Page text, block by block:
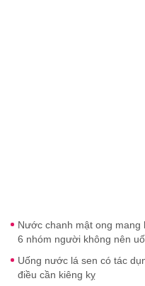
Nước chanh mật ong
6 nhóm người không nên
Uống nước lá sen có tác
điều cần kiêng kỵ